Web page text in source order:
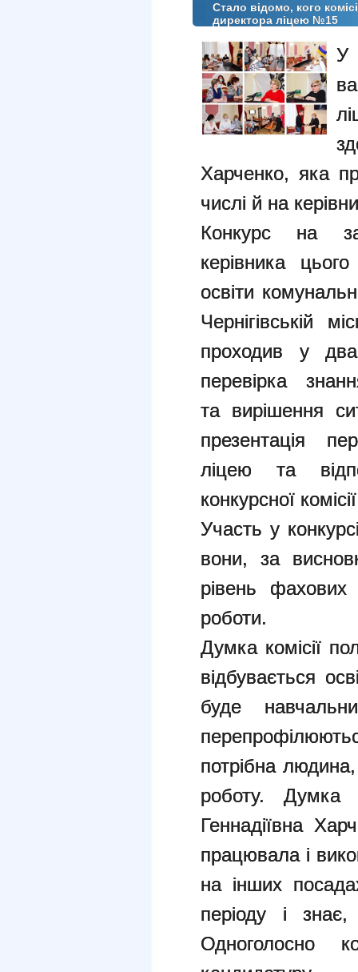
Стало відомо, кого
директора ліцею №15
У
Харченко, яка
числі й на
Конкурс на
керівника
освіти
Чернігівській
проходив у
перевірка
та вирішення
презентація
ліцею та
конкурсної
Участь у
вони, за
рівень фахових
роботи.
Думка комісії
відбувається
буде
потрібна
роботу. Думка
Геннадіївна
працювала і
на інших
періоду і
Одноголосно